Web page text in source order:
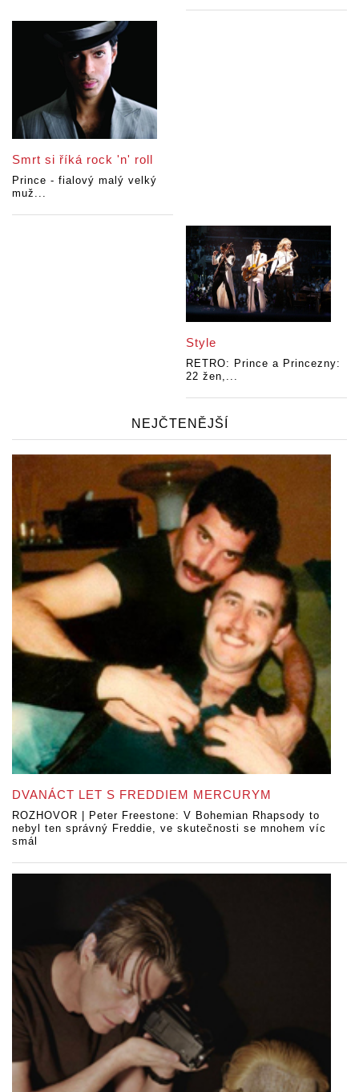
Smrt si říká rock 'n' roll
Prince - fialový malý velký
muž...
Style
RETRO: Prince a Princezny:
22 žen,...
NEJČTENĚJŠÍ
DVANÁCT LET S FREDDIEM MERCURYM
ROZHOVOR | Peter Freestone: V Bohemian Rhapsody to
nebyl ten správný Freddie, ve skutečnosti se mnohem víc
smál